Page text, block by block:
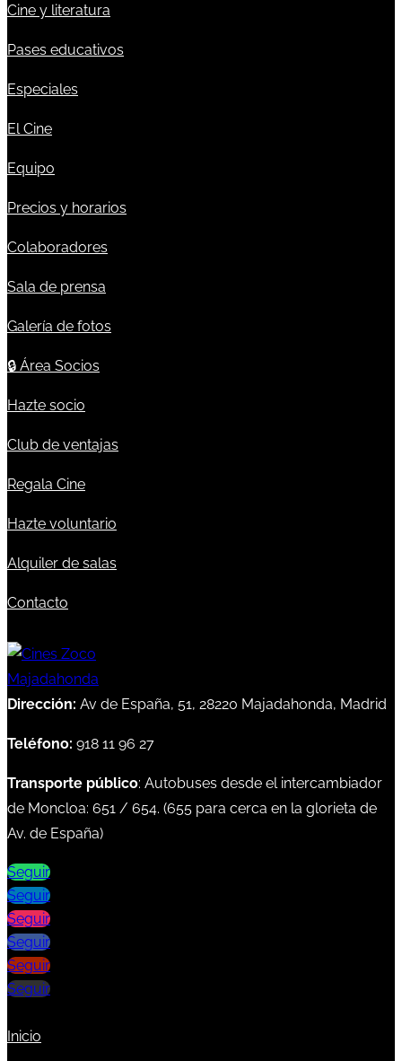
Cine y literatura
Pases educativos
Especiales
El Cine
Equipo
Precios y horarios
Colaboradores
Sala de prensa
Galería de fotos
🔒 Área Socios
Hazte socio
Club de ventajas
Regala Cine
Hazte voluntario
Alquiler de salas
Contacto
Dirección: Av de España, 51, 28220 Majadahonda, Madrid
Teléfono: 918 11 96 27
Transporte público: Autobuses desde el intercambiador
de Moncloa: 651 / 654. (655 para cerca en la glorieta de
Av. de España)
Seguir
Seguir
Seguir
Seguir
Seguir
Seguir
Inicio